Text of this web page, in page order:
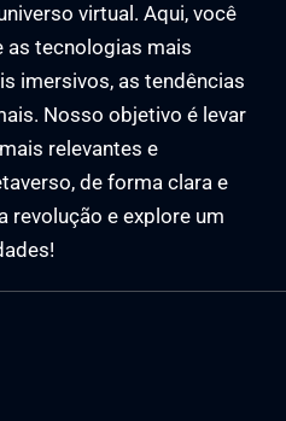
virtual. Aqui, você
as tecnologias mais
imersivos, as tendências
Nosso objetivo é levar
relevantes e
de forma clara e
revolução e explore um